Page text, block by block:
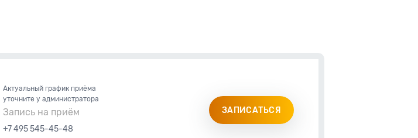
Актуальный график приёма
уточните у администратора
Запись на приём
+7 495 545-45-48
ЗАПИСАТЬСЯ